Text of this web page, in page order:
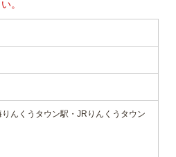
。
んくうタウン駅・JRりんくうタウン